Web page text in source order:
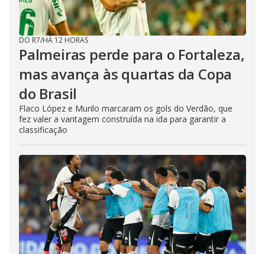
DO R7/HÁ 12 HORAS
Palmeiras perde para o Fortaleza,
mas avança às quartas da Copa
do Brasil
Flaco López e Murilo marcaram os gols do Verdão, que
fez valer a vantagem construída na ida para garantir a
classificação